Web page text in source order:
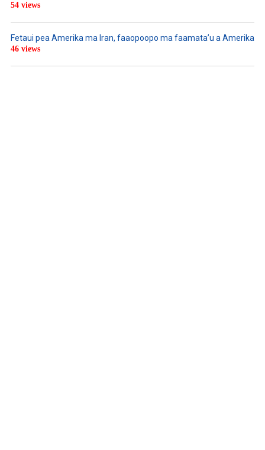
54 views
Fetaui pea Amerika ma Iran, faaopoopo ma faamata’u a Amerika
46 views